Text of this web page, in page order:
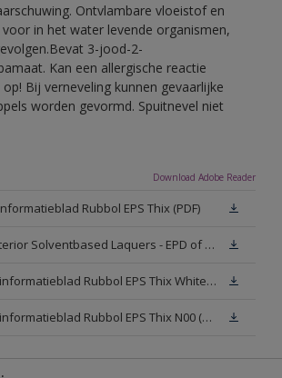
Ontvlambare vloeistof en
voor in het water levende organismen,
3-jood-2-
Kan een allergische reactie
Bij verneveling kunnen gevaarlijke
worden gevormd. Spuitnevel niet
Download Adobe Reader
Rubbol EPS Thix (PDF)
Sikkens Exterior Solventbased Laquers - EPD of Milieuproductverklaring
Veiligheidsinformatieblad Rubbol EPS Thix White W05 (MSDS)
Veiligheidsinformatieblad Rubbol EPS Thix N00 (MSDS)